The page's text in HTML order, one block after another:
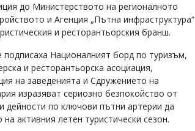
до Министерството на регионалното
и Агенция „Пътна инфраструктура“
и ресторантьорския бранш.
подписаха Националният борд по туризъм,
и ресторантьорска асоциация,
на заведенията и Сдружението на
изразяват сериозно безпокойство от
дейности по ключови пътни артерии да
активния летен туристически сезон.